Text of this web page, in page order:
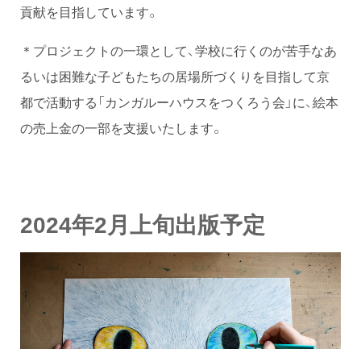
貢献を目指しています。
＊プロジェクトの一環として、学校に行くのが苦手なあ
るいは困難な子どもたちの居場所づくりを目指して京
都で活動する「カンガルーハウスをつくろう会」に、絵本
の売上金の一部を支援いたします。
2024年2月上旬出版予定